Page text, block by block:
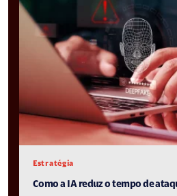
Estratégia
Como a IA reduz o tempo de